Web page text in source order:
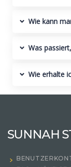
Wie kann
Was
Wie erhalte
SUNNAH